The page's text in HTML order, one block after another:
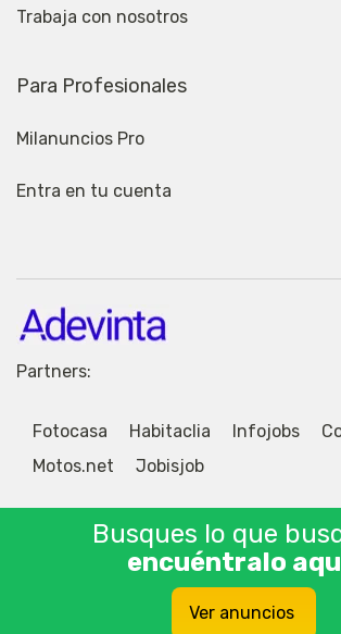
Trabaja con nosotros
Para Profesionales
Milanuncios Pro
Entra en tu cuenta
Partners:
Fotocasa Habitaclia Infojobs
Motos.net
Jobisjob
© 2026 Adevinta Motor S.L.U. Tablón
Busques lo que
encuéntralo
Ver anuncios